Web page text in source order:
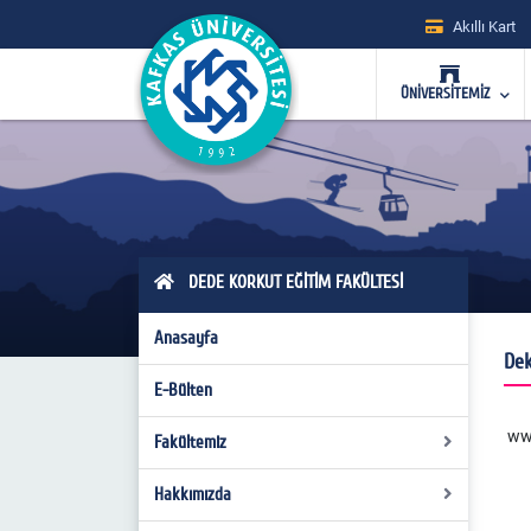
Akıllı Kart
ÜNİVERSİTEMİZ
DEDE KORKUT EĞİTİM FAKÜLTESİ
Anasayfa
E-Bülten
Fakültemiz
Fakülte Kurulu
Hakkımızda